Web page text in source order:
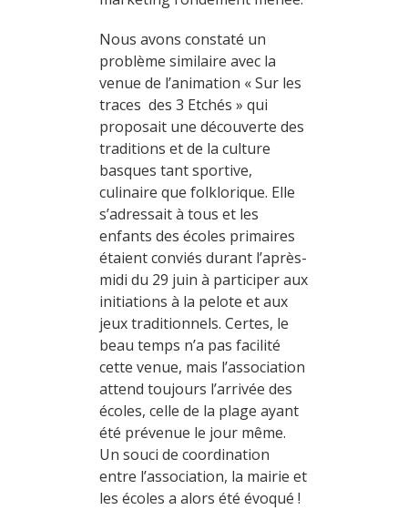
Nous avons constaté un
problème similaire avec la
venue de l’animation « Sur les
traces des 3 Etchés » qui
proposait une découverte des
traditions et de la culture
basques tant sportive,
culinaire que folklorique. Elle
s’adressait à tous et les
enfants des écoles primaires
étaient conviés durant l’après-
midi du 29 juin à participer aux
initiations à la pelote et aux
jeux traditionnels. Certes, le
beau temps n’a pas facilité
cette venue, mais l’association
attend toujours l’arrivée des
écoles, celle de la plage ayant
été prévenue le jour même.
Un souci de coordination
entre l’association, la mairie et
les écoles a alors été évoqué !